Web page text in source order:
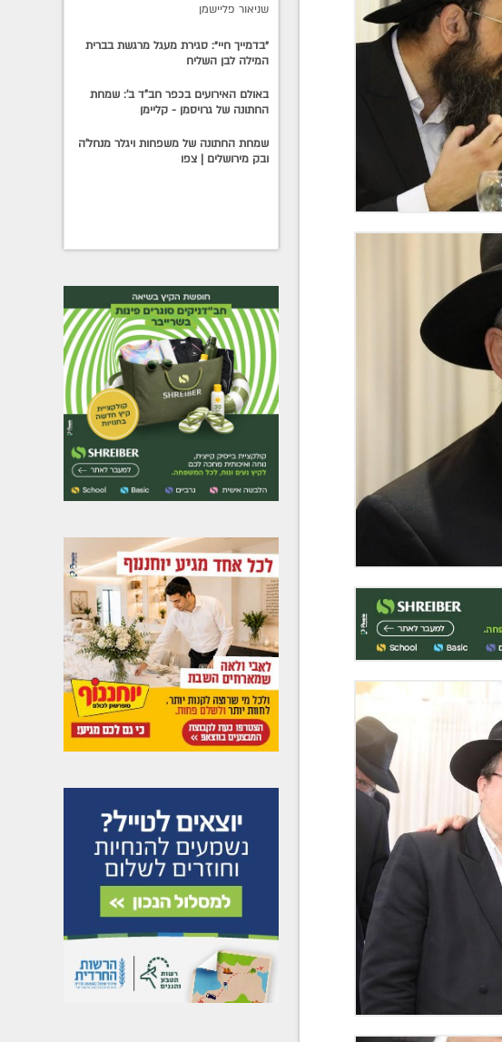
שניאור פליישמן
״בדמייך חיי״: סגירת מעגל מרגשת בברית
המילה לבן השליח
באולם האירועים בכפר חב"ד ב': שמחת
החתונה של גרויסמן - קליימן
שמחת החתונה של משפחות ויגלר מנחל'ה
ובק מירושלים | צפו